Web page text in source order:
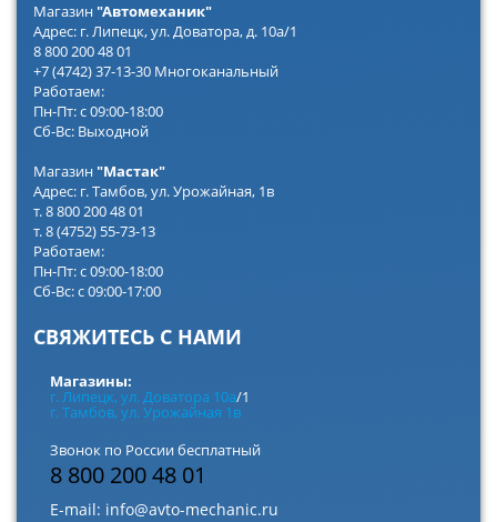
Магазин"Автомеханик"
Адрес: г. Липецк, ул. Доватора, д. 10а/1
8 800 200 48 01
+7 (4742) 37-13-30 Многоканальный
Работаем:
Пн-Пт: с 09:00-18:00
Сб-Вс: Выходной
Магазин"Мастак"
Адрес: г. Тамбов, ул. Урожайная, 1в
т. 8 800 200 48 01
т. 8 (4752) 55-73-13
Работаем:
Пн-Пт: с 09:00-18:00
Сб-Вс: с 09:00-17:00
СВЯЖИТЕСЬ С НАМИ
Магазины:
г. Липецк, ул. Доватора 10а/1
г. Тамбов, ул. Урожайная 1в
Звонок по России бесплатный
8 800 200 48 01
E-mail: info@avto-mechanic.ru